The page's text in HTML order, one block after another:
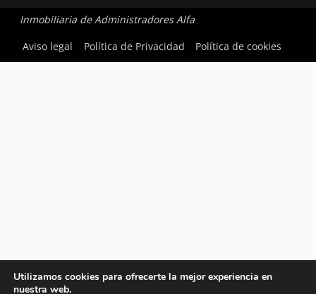
Inmobiliaria de Administradores Alfa
Aviso legal
Política de Privacidad Política de cookies
Utilizamos cookies para ofrecerte la mejor experiencia en
nuestra web.